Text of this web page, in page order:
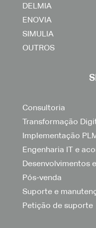
DELMIA
ENOVIA
SIMULIA
OUTROS
Consultoria
Transformação
Implementação
Engenharia IT e
Desenvolvimentos
Pós-venda
Suporte e
Petição de suporte